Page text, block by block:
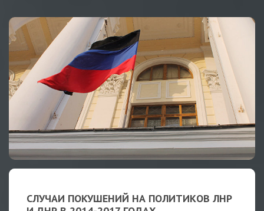
СЛУЧАИ ПОКУШЕНИЙ НА ПОЛИТИКОВ ЛНР